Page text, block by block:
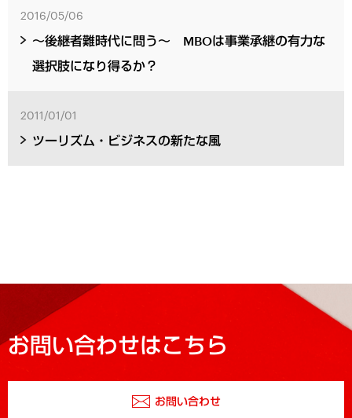
2016/05/06
～後継者難時代に問う～ MBOは事業承継の有力な
選択肢になり得るか？
2011/01/01
ツーリズム・ビジネスの新たな風
お問い合わせはこちら
お問い合わせ